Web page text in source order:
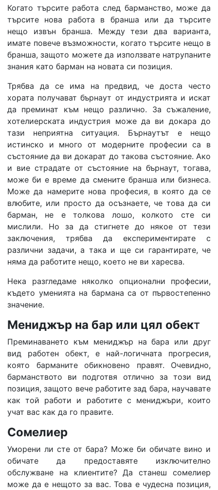
Когато търсите работа след барманство, може да
търсите нова работа в бранша или да търсите
нещо извън бранша. Между тези два варианта,
имате повече възможности, когато търсите нещо в
бранша, защото можете да използвате натрупаните
знания като барман на новата си позиция.
Трябва да се има на предвид, че доста често
хората получават бърнаут от индустрията и искат
да преминат към нещо различно. За съжаление,
хотелиерската индустрия може да ви докара до
тази неприятна ситуация. Бърнаутът е нещо
истинско и много от модерните професии са в
състояние да ви докарат до такова състояние. Ако
и вие страдате от състояние на бърнаут, тогава,
може би е време да смените бранша или бизнеса.
Може да намерите нова професия, в която да се
влюбите, или просто да осъзнаете, че това да си
барман, не е толкова лошо, колкото сте си
мислили. Но за да стигнете до някое от тези
заключения, трябва да експериментирате с
различни задачи, а така и ще си гарантирате, че
няма да работите нещо, което не ви харесва.
Нека разгледаме няколко опционални професии,
където уменията на бармана са от първостепенно
значение.
Мениджър на бар или цял обект
Преминаването към мениджър на бара или друг
вид работен обект, е най-логичната прогресия,
която барманите обикновено правят. Очевидно,
барманството ви подготвя отлично за този вид
позиция, защото вече работите зад бара, научавате
как той работи и работите с мениджъри, които
учат вас как да го правите.
Сомелиер
Уморени ли сте от бара? Може би обичате вино и
обичате да предоставяте изключително
обслужване на клиентите? Да станеш сомелиер
може да е нещото за вас. Това е чудесна позиция,